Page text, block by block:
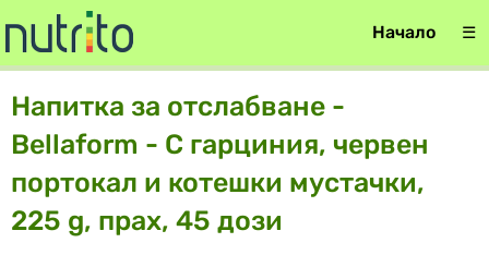
Начало ☰
Напитка за отслабване -
Bellaform - С гарциния, червен
портокал и котешки мустачки,
225 g, прах, 45 дози